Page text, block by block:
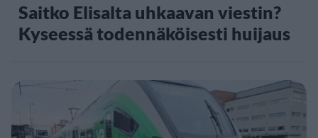
Saitko Elisalta uhkaavan viestin?
Kyseessä todennäköisesti huijaus